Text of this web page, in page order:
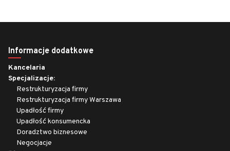
Informacje dodatkowe
Kancelaria
Specjalizacje:
Restrukturyzacja firmy
Restrukturyzacja firmy Warszawa
Upadłość firmy
Upadłość konsumencka
Doradztwo biznesowe
Negocjacje